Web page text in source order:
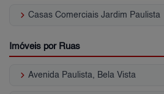
keyboard_arrow_right Casas Comerciais Jardim Paulista
Imóveis por Ruas
keyboard_arrow_right Avenida Paulista, Bela Vista